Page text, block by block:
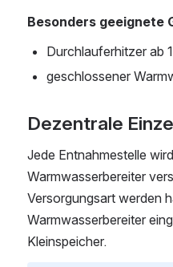
Besonders geeignete
Durchlauferhitzer ab
geschlossener
Dezentrale
Jede Entnahmestelle
Warmwasserbereiter
Versorgungsart werden
Warmwasserbereiter
Kleinspeicher.